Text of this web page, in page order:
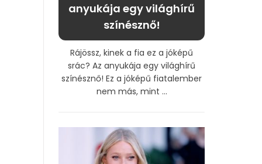
anyukája egy világhírű
színésznő!
Rájössz, kinek a fia ez a jóképű
srác? Az anyukája egy világhírű
színésznő! Ez a jóképű fiatalember
nem más, mint ...